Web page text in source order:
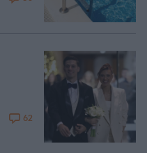
62